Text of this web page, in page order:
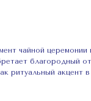
чайной церемонии
благородный
ритуальный акцент в